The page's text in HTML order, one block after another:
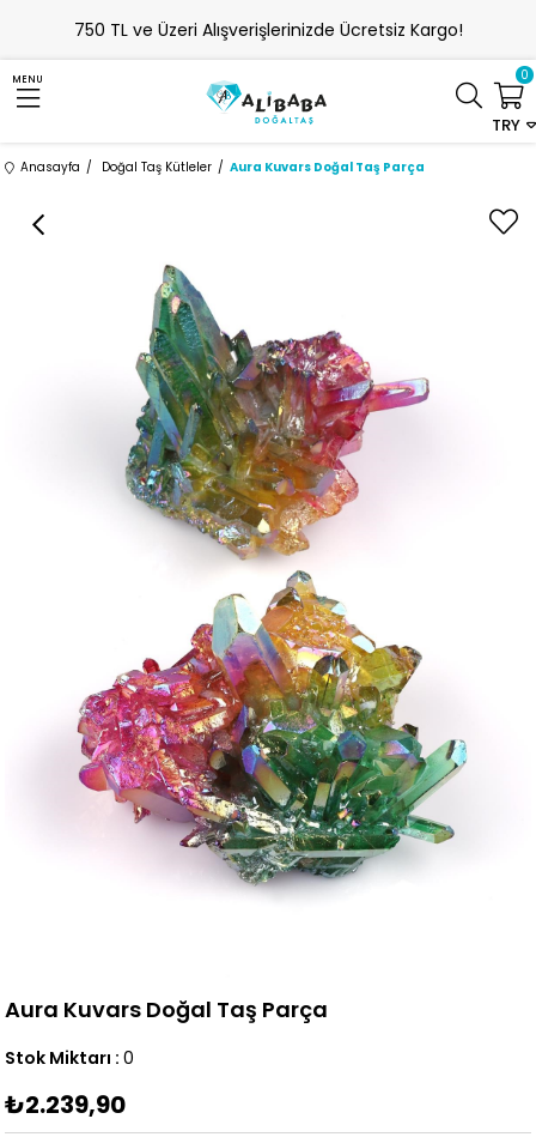
750 TL ve Üzeri Alışverişlerinizde Ücretsiz Kargo!
MENU
TRY
0
Anasayfa Doğal Taş Kütleler Aura Kuvars Doğal Taş Parça
Aura Kuvars Doğal Taş Parça
Stok Miktarı : 0
₺2.239,90